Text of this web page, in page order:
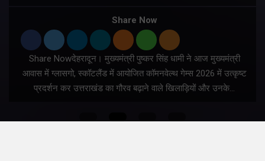
Share Now
Share Nowदेहरादून। मुख्यमंत्री पुष्कर सिंह धामी ने आज मुख्यमंत्री
आवास में ग्लासगो, स्कॉटलैंड में आयोजित कॉमनवेल्थ गेम्स 2026 में उत्कृष्ट
प्रदर्शन कर उत्तराखंड का गौरव बढ़ाने वाले खिलाड़ियों और उनके…